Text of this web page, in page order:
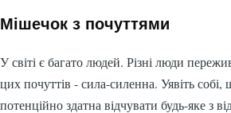
Мішечок з почуттями
У світі є багато людей. Різні люди
цих почуттів - сила-силенна. Уявіть
потенційно здатна відчувати будь-яке з